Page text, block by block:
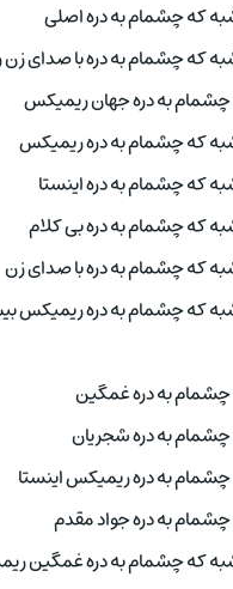
که چشمام به دره اصلی
که چشمام به دره با صدای
چشمام به دره جهان ریمیکس
که چشمام به دره ریمیکس
که چشمام به دره اینستا
که چشمام به دره بی کلام
که چشمام به دره با صدای زن
که چشمام به دره ریمیکس
چشمام به دره غمگین
به دره شجریان
به دره ریمیکس اینستا
به دره جواد مقدم
که چشمام به دره غمگین